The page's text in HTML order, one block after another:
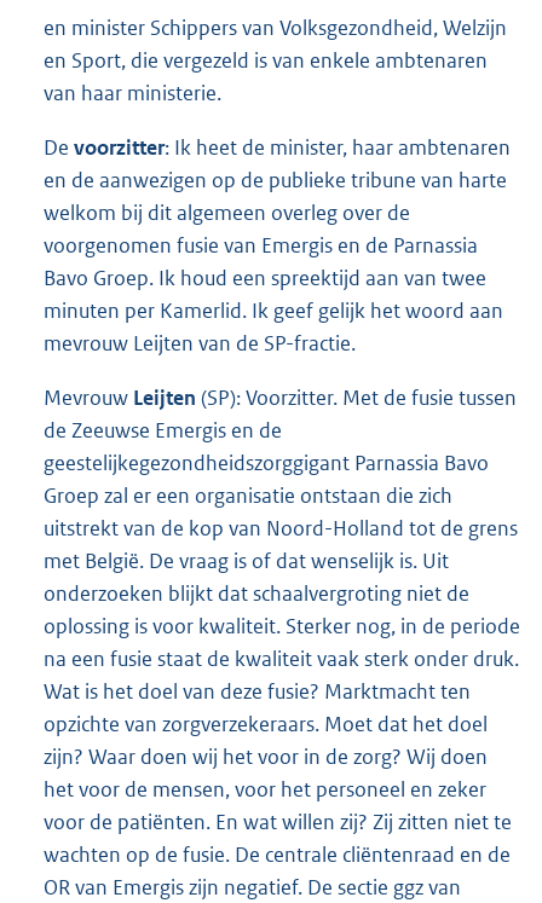
en minister Schippers van Volksgezondheid, Welzijn
en Sport, die vergezeld is van enkele ambtenaren
van haar ministerie.
De voorzitter: Ik heet de minister, haar ambtenaren
en de aanwezigen op de publieke tribune van harte
welkom bij dit algemeen overleg over de
voorgenomen fusie van Emergis en de Parnassia
Bavo Groep. Ik houd een spreektijd aan van twee
minuten per Kamerlid. Ik geef gelijk het woord aan
mevrouw Leijten van de SP-fractie.
Mevrouw Leijten (SP): Voorzitter. Met de fusie tussen
de Zeeuwse Emergis en de
geestelijkegezondheidszorggigant Parnassia Bavo
Groep zal er een organisatie ontstaan die zich
uitstrekt van de kop van Noord-Holland tot de grens
met België. De vraag is of dat wenselijk is. Uit
onderzoeken blijkt dat schaalvergroting niet de
oplossing is voor kwaliteit. Sterker nog, in de periode
na een fusie staat de kwaliteit vaak sterk onder druk.
Wat is het doel van deze fusie? Marktmacht ten
opzichte van zorgverzekeraars. Moet dat het doel
zijn? Waar doen wij het voor in de zorg? Wij doen
het voor de mensen, voor het personeel en zeker
voor de patiënten. En wat willen zij? Zij zitten niet te
wachten op de fusie. De centrale cliëntenraad en de
OR van Emergis zijn negatief. De sectie ggz van